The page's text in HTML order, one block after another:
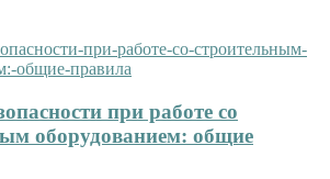
при работе со
оборудованием: общие